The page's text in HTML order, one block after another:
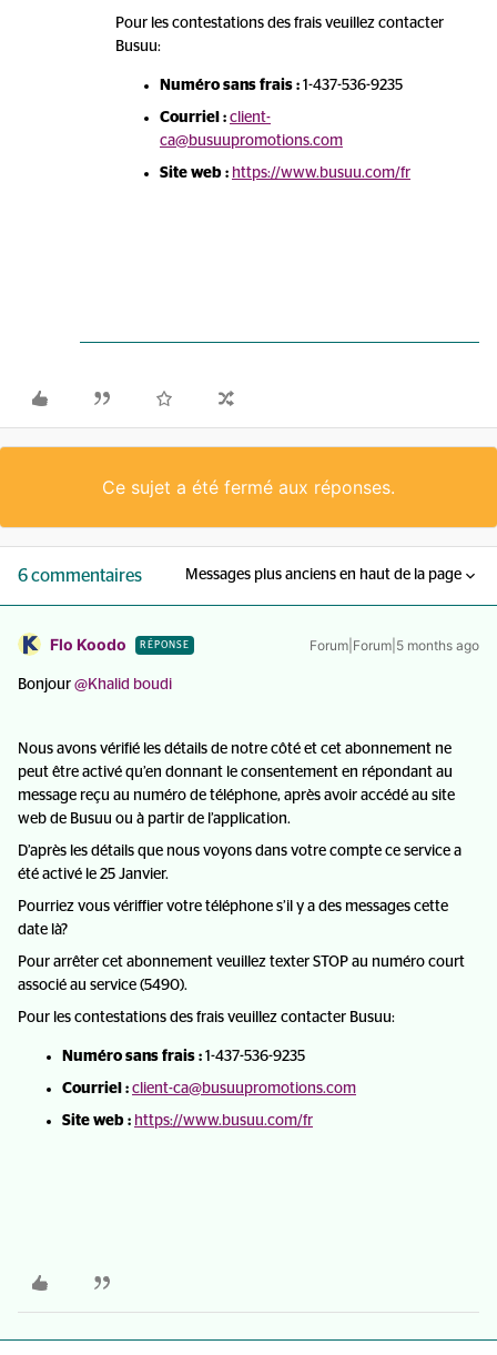
Pour les contestations des frais veuillez contacter
Busuu:
Numéro sans frais : 1-437-536-9235
Courriel : client-
ca@busuupromotions.com
Site web : https://www.busuu.com/fr
Ce sujet a été fermé aux réponses.
6 commentaires Messages plus anciens en haut de la page
Flo Koodo RÉPONSE Forum|Forum|5 months ago
Bonjour ​ @Khalid boudi
Nous avons vérifié les détails de notre côté et cet abonnement ne
peut être activé qu’en donnant le consentement en répondant au
message reçu au numéro de téléphone, après avoir accédé au site
web de Busuu ou à partir de l’application.
D’après les détails que nous voyons dans votre compte ce service a
été activé le 25 Janvier.
Pourriez vous vériffier votre téléphone s’il y a des messages cette
date là?
Pour arrêter cet abonnement veuillez texter STOP au numéro court
associé au service (5490).
Pour les contestations des frais veuillez contacter Busuu:
Numéro sans frais : 1-437-536-9235
Courriel : client-ca@busuupromotions.com
Site web : https://www.busuu.com/fr